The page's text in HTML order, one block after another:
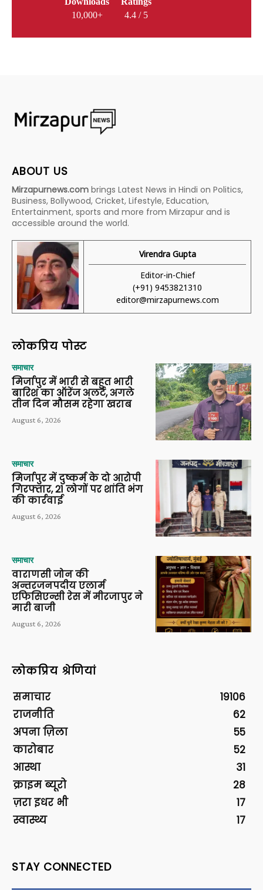
10,000+
4.4 / 5
ABOUT US
Mirzapurnews.com brings Latest News in Hindi on Politics,
Business, Bollywood, Cricket, Lifestyle, Education,
Entertainment, sports and more from Mirzapur and is
accessible around the world.
Virendra Gupta
Editor-in-Chief
(+91) 9453821310
editor@mirzapurnews.com
लोकप्रिय पोस्ट
समाचार
मिर्जापुर में भारी से बहुत भारी
बारिश का ऑरेंज अलर्ट, अगले
तीन दिन मौसम रहेगा खराब
August 6, 2026
समाचार
मिर्जापुर में दुष्कर्म के दो आरोपी
गिरफ्तार, 21 लोगों पर शांति भंग
की कार्रवाई
August 6, 2026
समाचार
वाराणसी जोन की
अन्तरजनपदीय एलार्म
एफिसिएन्सी रेस में मीरजापुर ने
मारी बाजी
August 6, 2026
लोकप्रिय श्रेणियां
समाचार
19106
राजनीति
62
अपना ज़िला
55
कारोबार
52
आस्था
31
क्राइम ब्यूरो
28
ज़रा इधर भी
17
स्वास्थ्य
17
STAY CONNECTED